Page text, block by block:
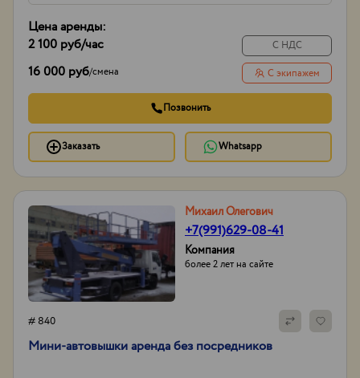
Цена аренды:
2 100 руб/час
16 000 руб/смена
С НДС
С экипажем
Позвонить
Заказать Whatsapp
Михаил Олегович
+7(991)629-08-41
Компания
более 2 лет на сайте
# 840
Мини-автовышки аренда без посредников